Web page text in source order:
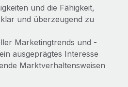
und die Fähigkeit,
und überzeugend zu
Marketingtrends und -
ausgeprägtes Interesse
Marktverhaltensweisen